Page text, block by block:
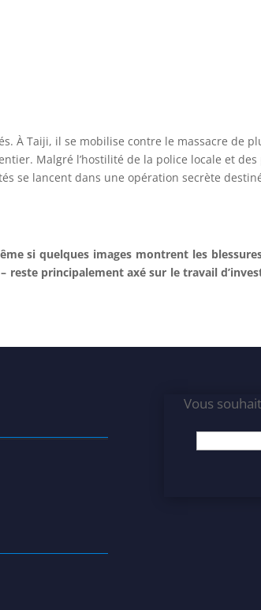
À Taiji, il se mobilise contre le massacre de
Malgré l’hostilité de la police locale et des
se lancent dans une opération secrète
si quelques images montrent les
reste principalement axé sur le travail
Vous